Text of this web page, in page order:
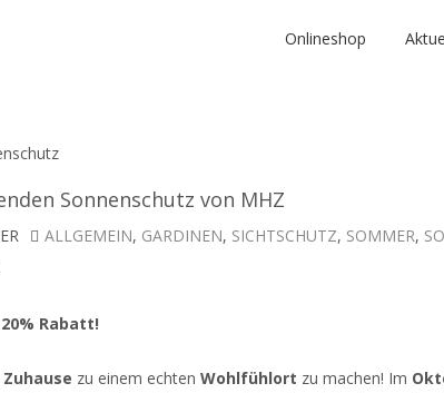
Onlineshop
Sonnenschutz von MHZ
ALLGEMEIN, GARDINEN, SICHTSCHUTZ, SOMMER,
Rabatt!
Zuhause zu einem echten Wohlfühlort zu machen! Im